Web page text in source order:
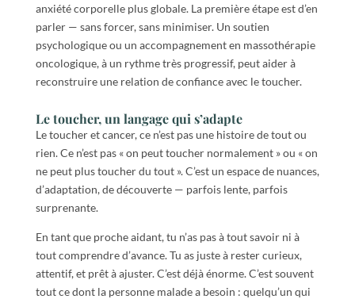
anxiété corporelle plus globale. La première étape est d’en
parler — sans forcer, sans minimiser. Un soutien
psychologique ou un accompagnement en massothérapie
oncologique, à un rythme très progressif, peut aider à
reconstruire une relation de confiance avec le toucher.
Le toucher, un langage qui s’adapte
Le toucher et cancer, ce n’est pas une histoire de tout ou
rien. Ce n’est pas « on peut toucher normalement » ou « on
ne peut plus toucher du tout ». C’est un espace de nuances,
d’adaptation, de découverte — parfois lente, parfois
surprenante.
En tant que proche aidant, tu n’as pas à tout savoir ni à
tout comprendre d’avance. Tu as juste à rester curieux,
attentif, et prêt à ajuster. C’est déjà énorme. C’est souvent
tout ce dont la personne malade a besoin : quelqu’un qui